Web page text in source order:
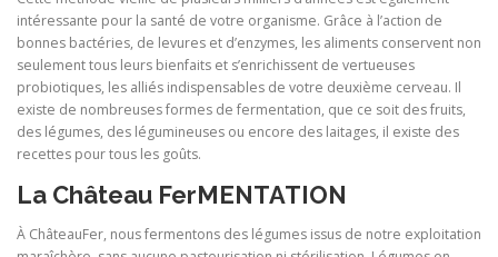
intéressante pour la santé de votre organisme. Grâce à l’action de
bonnes bactéries, de levures et d’enzymes, les aliments conservent non
seulement tous leurs bienfaits et s’enrichissent de vertueuses
probiotiques, les alliés indispensables de votre deuxième cerveau. Il
existe de nombreuses formes de fermentation, que ce soit des fruits,
des légumes, des légumineuses ou encore des laitages, il existe des
recettes pour tous les goûts.
La Château FerMENTATION
À ChâteauFer, nous fermentons des légumes issus de notre exploitation